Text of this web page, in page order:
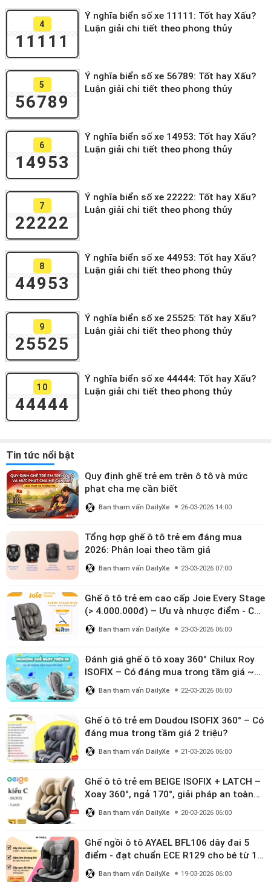
4
11111
Ý nghĩa biển số xe 11111: Tốt hay Xấu?
Luận giải chi tiết theo phong thủy
5
56789
Ý nghĩa biển số xe 56789: Tốt hay Xấu?
Luận giải chi tiết theo phong thủy
6
14953
Ý nghĩa biển số xe 14953: Tốt hay Xấu?
Luận giải chi tiết theo phong thủy
7
22222
Ý nghĩa biển số xe 22222: Tốt hay Xấu?
Luận giải chi tiết theo phong thủy
8
44953
Ý nghĩa biển số xe 44953: Tốt hay Xấu?
Luận giải chi tiết theo phong thủy
9
25525
Ý nghĩa biển số xe 25525: Tốt hay Xấu?
Luận giải chi tiết theo phong thủy
10
44444
Ý nghĩa biển số xe 44444: Tốt hay Xấu?
Luận giải chi tiết theo phong thủy
Tin tức nổi bật
Quy định ghế trẻ em trên ô tô và mức
phạt cha mẹ cần biết
Ban tham vấn DailyXe 26-03-2026 14:00
Tổng hợp ghế ô tô trẻ em đáng mua
2026: Phân loại theo tầm giá
Ban tham vấn DailyXe 23-03-2026 07:00
Ghế ô tô trẻ em cao cấp Joie Every Stage
(> 4.000.000đ) – Ưu và nhược điểm - Có
đáng đầu tư cho bé từ 0–12 tuổi?
Ban tham vấn DailyXe 23-03-2026 06:00
Đánh giá ghế ô tô xoay 360° Chilux Roy
ISOFIX – Có đáng mua trong tầm giá ~3
triệu
Ban tham vấn DailyXe 22-03-2026 06:00
Ghế ô tô trẻ em Doudou ISOFIX 360° – Có
đáng mua trong tầm giá 2 triệu?
Ban tham vấn DailyXe 21-03-2026 06:00
Ghế ô tô trẻ em BEIGE ISOFIX + LATCH –
Xoay 360°, ngả 170°, giải pháp an toàn
linh hoạt cho bé 0–10 tuổi
Ban tham vấn DailyXe 20-03-2026 06:00
Ghế ngồi ô tô AYAEL BFL106 dây đai 5
điểm - đạt chuẩn ECE R129 cho bé từ 1–
10 tuổi
Ban tham vấn DailyXe 19-03-2026 06:00